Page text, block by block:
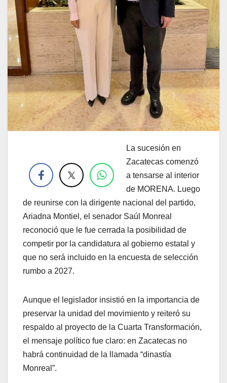
La sucesión en
Zacatecas comenzó
a tensarse al interior
de MORENA. Luego
de reunirse con la dirigente nacional del partido,
Ariadna Montiel, el senador Saúl Monreal
reconoció que le fue cerrada la posibilidad de
competir por la candidatura al gobierno estatal y
que no será incluido en la encuesta de selección
rumbo a 2027.
Aunque el legislador insistió en la importancia de
preservar la unidad del movimiento y reiteró su
respaldo al proyecto de la Cuarta Transformación,
el mensaje político fue claro: en Zacatecas no
habrá continuidad de la llamada “dinastía
Monreal”.